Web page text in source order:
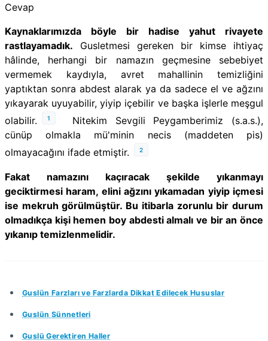
Cevap
Kaynaklarımızda böyle bir hadise yahut rivayete
rastlayamadık. Gusletmesi gereken bir kimse ihtiyaç
hâlinde, herhangi bir namazın geçmesine sebebiyet
vermemek kaydıyla, avret mahallinin temizliğini
yaptıktan sonra abdest alarak ya da sadece el ve ağzını
yıkayarak uyuyabilir, yiyip içebilir ve başka işlerle meşgul
olabilir.
1
Nitekim Sevgili Peygamberimiz (s.a.s.),
cünüp olmakla mü'minin necis (maddeten pis)
olmayacağını ifade etmiştir.
2
Fakat namazını kaçıracak şekilde yıkanmayı
geciktirmesi haram, elini ağzını yıkamadan yiyip içmesi
ise mekruh görülmüştür. Bu itibarla zorunlu bir durum
olmadıkça kişi hemen boy abdesti almalı ve bir an önce
yıkanıp temizlenmelidir.
Guslün Farzları ve Farzlarda Dikkat Edilecek Hususlar
Guslün Sünnetleri
Guslü Gerektiren Haller